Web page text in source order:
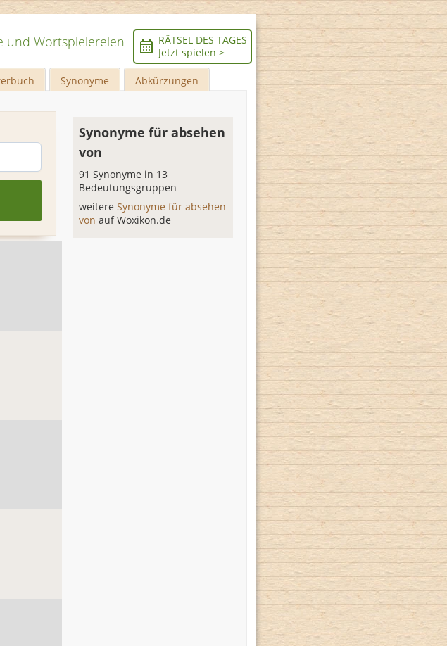
und Wortspielereien
RÄTSEL DES TAGES
Jetzt spielen >
Synonyme Abkürzungen
Synonyme für absehen
von
91 Synonyme in 13
Bedeutungsgruppen
weitereSynonyme für absehen
vonauf Woxikon.de